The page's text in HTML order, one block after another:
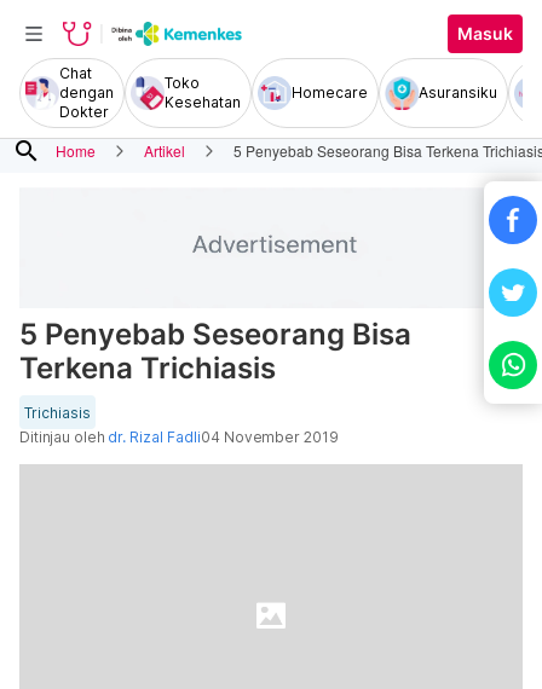
Masuk
Chat
dengan
Dokter
Toko
Kesehatan
Homecare Asuransiku
search Home Artikel 5 Penyebab Seseorang Bisa Terkena
5 Penyebab Seseorang Bisa
Terkena Trichiasis
Trichiasis
Ditinjau oleh dr. Rizal Fadli04 November 2019